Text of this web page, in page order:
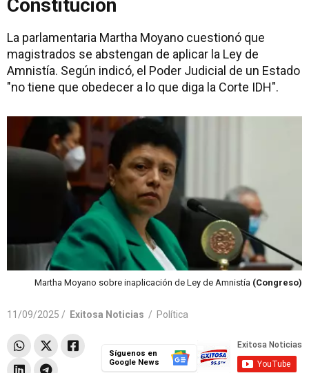
Constitución
La parlamentaria Martha Moyano cuestionó que
magistrados se abstengan de aplicar la Ley de
Amnistía. Según indicó, el Poder Judicial de un Estado
"no tiene que obedecer a lo que diga la Corte IDH".
Martha Moyano sobre inaplicación de Ley de Amnistía (Congreso)
11/09/2025 / Exitosa Noticias / Política
Síguenos en
Google News